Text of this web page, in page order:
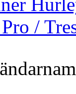
/